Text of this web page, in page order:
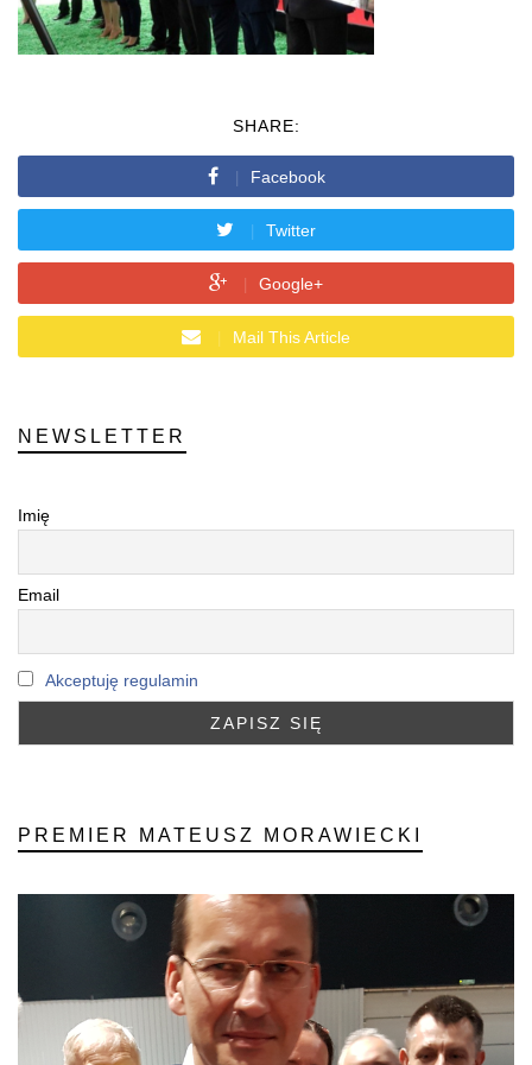
SHARE:
Facebook
Twitter
Google+
Mail This Article
NEWSLETTER
Imię
Email
Akceptuję regulamin
PREMIER MATEUSZ MORAWIECKI